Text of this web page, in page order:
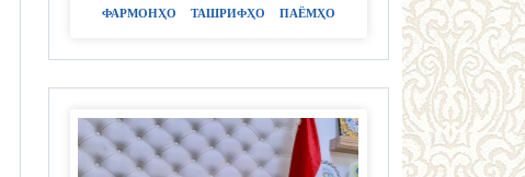
ФАРМОНҲО ТАШРИФҲО ПАЁМҲО